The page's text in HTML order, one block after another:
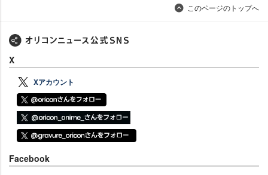
このページのトップへ
X
Xアカウント
Facebook